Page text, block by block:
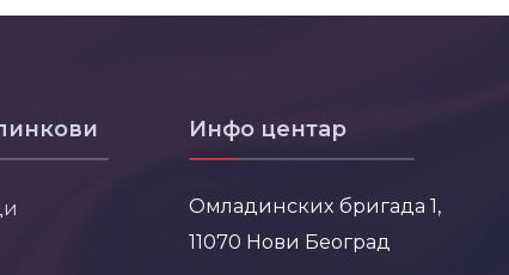
Инфо центар
Омладинских бригада 1,
11070 Нови Београд